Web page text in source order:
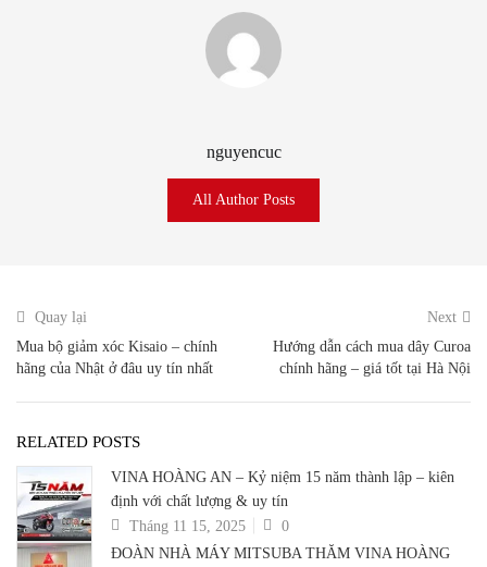
nguyencuc
All Author Posts
Quay lại
Mua bộ giảm xóc Kisaio – chính
hãng của Nhật ở đâu uy tín nhất
Next
Hướng dẫn cách mua dây Curoa
chính hãng – giá tốt tại Hà Nội
RELATED POSTS
VINA HOÀNG AN – Kỷ niệm 15 năm thành lập – kiên
định với chất lượng & uy tín
Tháng 11 15, 2025
0
ĐOÀN NHÀ MÁY MITSUBA THĂM VINA HOÀNG